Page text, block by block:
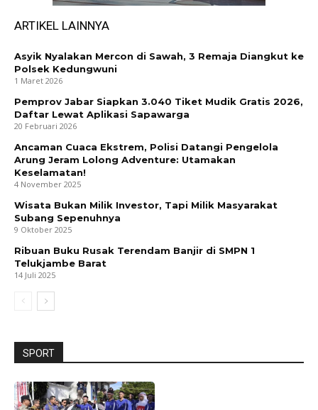
ARTIKEL LAINNYA
Asyik Nyalakan Mercon di Sawah, 3 Remaja Diangkut ke
Polsek Kedungwuni
1 Maret 2026
Pemprov Jabar Siapkan 3.040 Tiket Mudik Gratis 2026,
Daftar Lewat Aplikasi Sapawarga
20 Februari 2026
Ancaman Cuaca Ekstrem, Polisi Datangi Pengelola
Arung Jeram Lolong Adventure: Utamakan
Keselamatan!
4 November 2025
Wisata Bukan Milik Investor, Tapi Milik Masyarakat
Subang Sepenuhnya
9 Oktober 2025
Ribuan Buku Rusak Terendam Banjir di SMPN 1
Telukjambe Barat
14 Juli 2025
SPORT